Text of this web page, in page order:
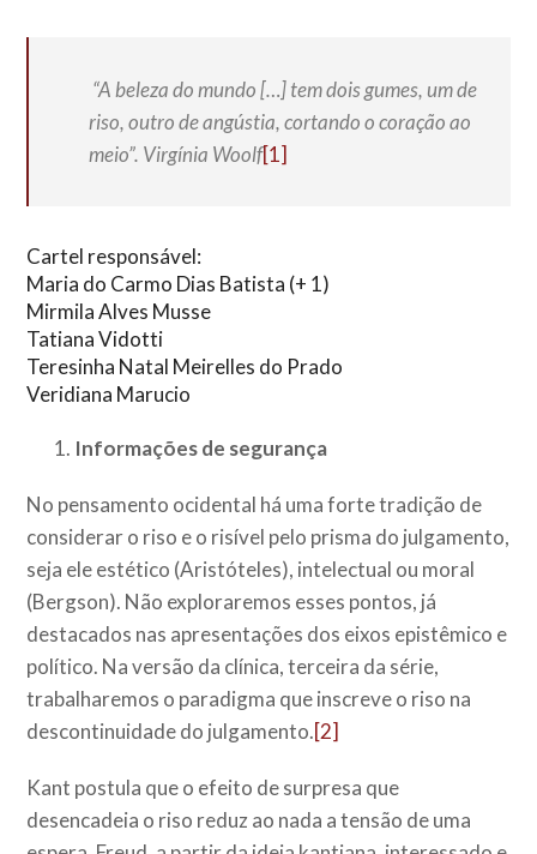
“A beleza do mundo […] tem dois gumes, um de
riso, outro de angústia, cortando o coração ao
meio”. Virgínia Woolf[1]
Cartel responsável:
Maria do Carmo Dias Batista (+ 1)
Mirmila Alves Musse
Tatiana Vidotti
Teresinha Natal Meirelles do Prado
Veridiana Marucio
Informações de segurança
No pensamento ocidental há uma forte tradição de
considerar o riso e o risível pelo prisma do julgamento,
seja ele estético (Aristóteles), intelectual ou moral
(Bergson). Não exploraremos esses pontos, já
destacados nas apresentações dos eixos epistêmico e
político. Na versão da clínica, terceira da série,
trabalharemos o paradigma que inscreve o riso na
descontinuidade do julgamento.[2]
Kant postula que o efeito de surpresa que
desencadeia o riso reduz ao nada a tensão de uma